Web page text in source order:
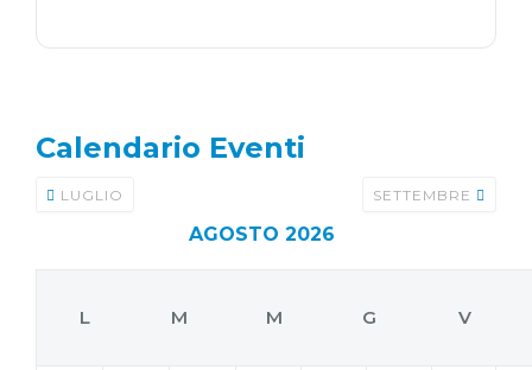
Calendario Eventi
LUGLIO
AGOSTO 2026
SETTEMBRE
L M M G V